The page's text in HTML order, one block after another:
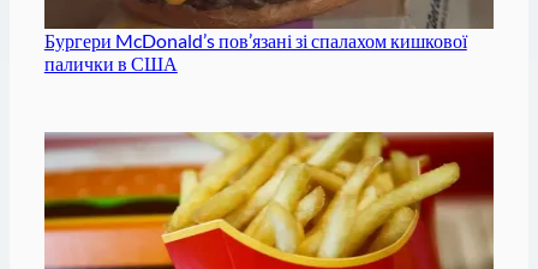
Бургери McDonald’s пов’язані зі спалахом кишкової
палички в США